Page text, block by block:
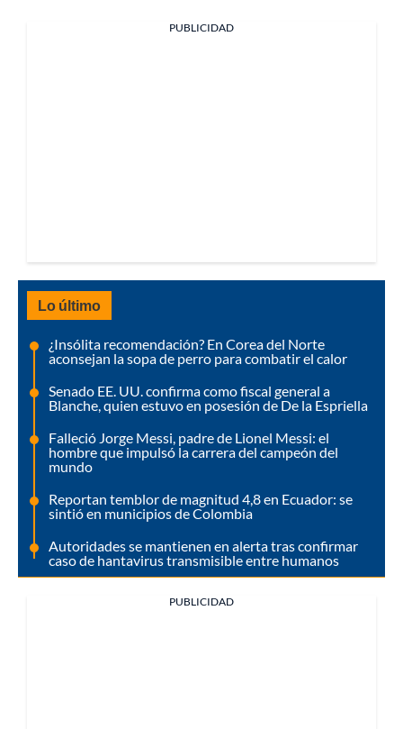
PUBLICIDAD
Lo último
¿Insólita recomendación? En Corea del Norte
aconsejan la sopa de perro para combatir el calor
Senado EE. UU. confirma como fiscal general a
Blanche, quien estuvo en posesión de De la Espriella
Falleció Jorge Messi, padre de Lionel Messi: el
hombre que impulsó la carrera del campeón del
mundo
Reportan temblor de magnitud 4,8 en Ecuador: se
sintió en municipios de Colombia
Autoridades se mantienen en alerta tras confirmar
caso de hantavirus transmisible entre humanos
PUBLICIDAD